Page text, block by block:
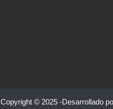
Copyright © 2025 -Desarrollado